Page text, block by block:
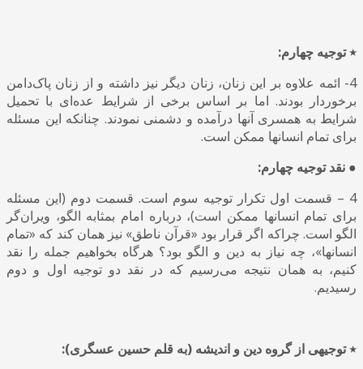
٭ توجیه چهارم:
4- ائمه علاوه بر این زنان، زنان دیگر نیز داشته و از زنان پاک‌دامن
برخوردار بودند. اما بر اساس برخی از شرایط عده‌ای با تحمیل
شرایط به همسری آنها درآمده و دشمنی نمودند. چنانکه این مسئله
برای تمام انسانها ممکن است.
● نقد توجیه چهارم:
4 – قسمت اول تکرار توجیه سوم است. قسمت دوم (این مسئله
برای تمام انسانها ممکن است)، درباره امام بمثابه الگو، ویران‌گر
الگو است. چراکه اگر قرار بود «قرآن ناطق» نیز همان کند که «تمام
انسانها»، چه نیاز به دین و الگو بود؟ هرگاه بخواهیم جمله را نقد
کنیم، به همان نتیجه می‌رسیم که در نقد دو توجیه اول و دوم
رسیدیم.
٭ توجیهی از گروه دین و اندیشه (به قلم حسین عسگری):